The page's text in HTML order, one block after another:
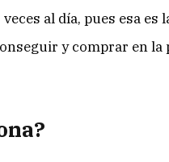
al día, pues esa es
y comprar en la
?